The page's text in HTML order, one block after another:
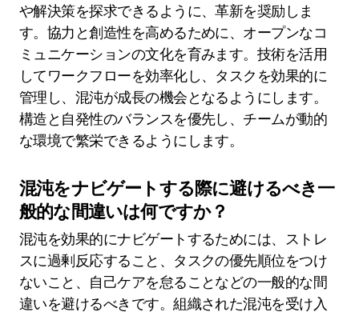
や解決策を探求できるように、革新を奨励しま
す。協力と創造性を高めるために、オープンなコ
ミュニケーションの文化を育みます。技術を活用
してワークフローを効率化し、タスクを効果的に
管理し、混沌が成長の機会となるようにします。
構造と自発性のバランスを優先し、チームが動的
な環境で繁栄できるようにします。
混沌をナビゲートする際に避けるべき一
般的な間違いは何ですか？
混沌を効果的にナビゲートするためには、ストレ
スに過剰反応すること、タスクの優先順位をつけ
ないこと、自己ケアを怠ることなどの一般的な間
違いを避けるべきです。組織された混沌を受け入